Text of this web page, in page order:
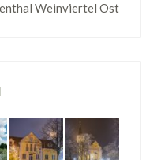
Weinviertel Ost